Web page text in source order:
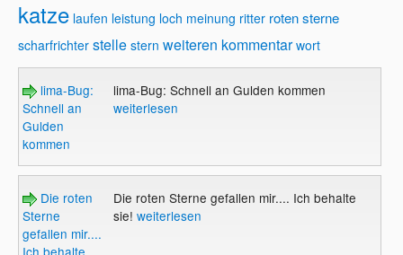
katze laufen leistung loch meinung ritter roten sterne
scharfrichter stelle stern weiteren kommentar wort
lima-Bug:
Schnell an
Gulden
kommen
lima-Bug: Schnell an Gulden kommen
weiterlesen
Die roten
Sterne
gefallen mir....
Die roten Sterne gefallen mir.... Ich behalte
sie! weiterlesen